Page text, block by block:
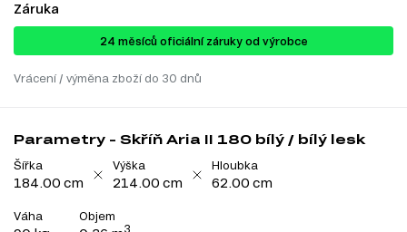
Záruka
24 ​​​​měsíců oficiální záruky od výrobce
Vrácení / výměna zboží do 30 dnů
Parametry - Skříň Aria II 180 bílý / bílý lesk
Šířka
184.00 cm
Výška
214.00 cm
Hloubka
62.00 cm
Váha Objem
3